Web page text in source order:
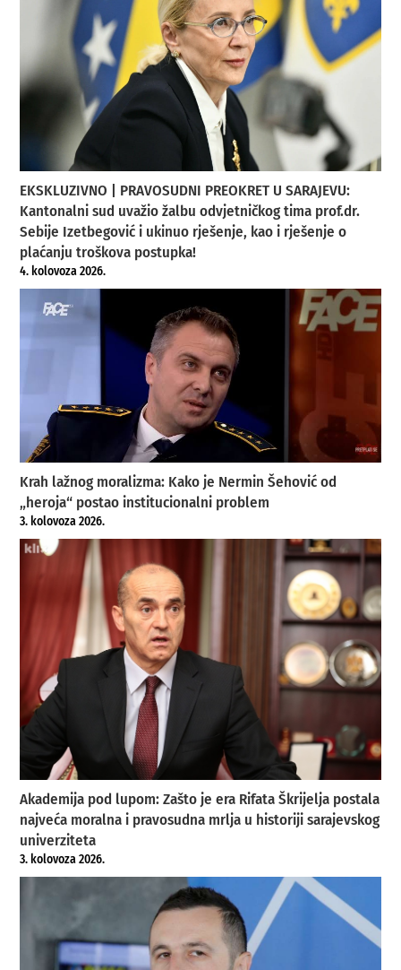
EKSKLUZIVNO | PRAVOSUDNI PREOKRET U SARAJEVU:
Kantonalni sud uvažio žalbu odvjetničkog tima prof.dr.
Sebije Izetbegović i ukinuo rješenje, kao i rješenje o
plaćanju troškova postupka!
4. kolovoza 2026.
Krah lažnog moralizma: Kako je Nermin Šehović od
„heroja“ postao institucionalni problem
3. kolovoza 2026.
Akademija pod lupom: Zašto je era Rifata Škrijelja postala
najveća moralna i pravosudna mrlja u historiji sarajevskog
univerziteta
3. kolovoza 2026.